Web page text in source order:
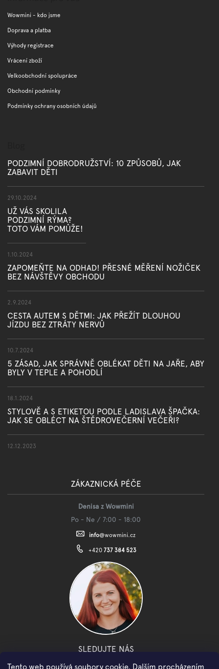
Tento web používá soubory cookie. Dalším procházením
Wowmini - kdo jsme
Doprava a platba
Výhody registrace
Vrácení zboží
Velkoobchodní spolupráce
Obchodní podmínky
Podmínky ochrany osobních údajů
PODZIMNÍ DOBRODRUŽSTVÍ: 10 ZPŮSOBŮ, JAK
ZABAVIT DĚTI
29.10.2024
UŽ VÁS SKOLILA
PODZIMNÍ RÝMA?
TOTO VÁM POMŮŽE!
1.10.2024
ZAPOMEŇTE NA ODHAD! PŘESNÉ MĚŘENÍ NOŽIČEK
BEZ NÁVŠTĚVY OBCHODU
2.9.2024
CESTA AUTEM S DĚTMI: JAK PŘEŽÍT DLOUHOU
JÍZDU BEZ ZTRÁTY NERVŮ
10.7.2024
5 ZÁSAD, JAK SPRÁVNĚ OBLÉKAT DĚTI NA JAŘE, ABY
BYLY V TEPLE A POHODLÍ
18.1.2024
STYLOVĚ A S ETIKETOU PODLE LADISLAVA ŠPAČKA:
JAK SE OBLÉCT NA ŠTĚDROVEČERNÍ VEČEŘI?
12.12.2023
ZÁKAZNICKÁ PÉČE
Denisa z Wowmini
Po - Ne / 7:00 - 18:00
info@wowmini.cz
+420 737 384 523
SLEDUJTE NÁS